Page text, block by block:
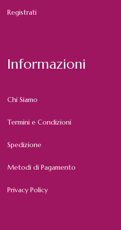
Registrati
Informazioni
Chi Siamo
Termini e Condizioni
Spedizione
Metodi di Pagamento
Privacy Policy